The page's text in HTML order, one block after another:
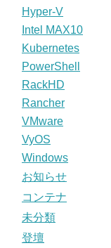
Hyper-V
Intel MAX10
Kubernetes
PowerShell
RackHD
Rancher
VMware
VyOS
Windows
お知らせ
コンテナ
未分類
登壇